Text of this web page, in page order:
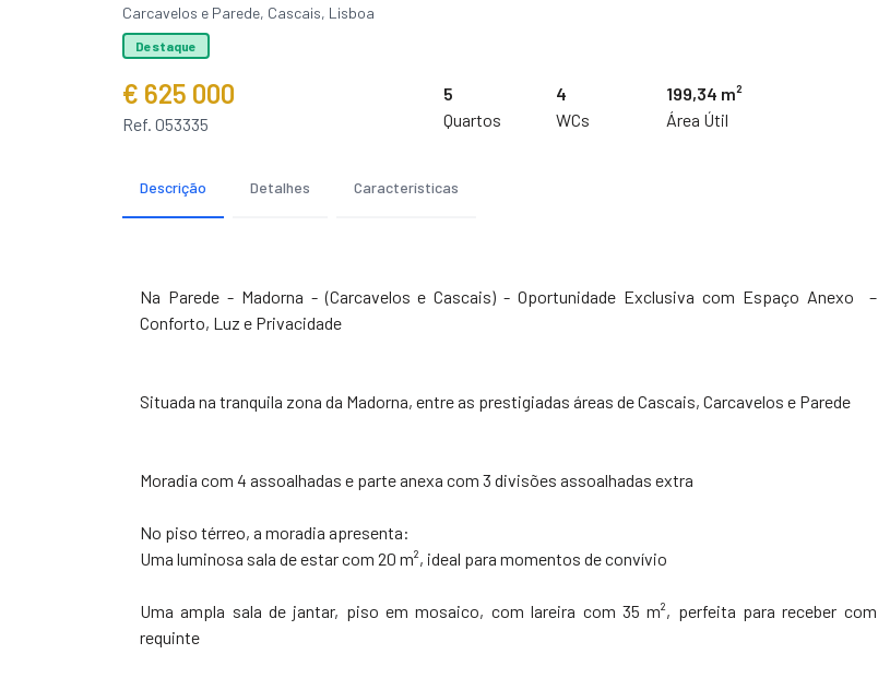
Carcavelos e Parede, Cascais, Lisboa
Destaque
€ 625 000
Ref. 053335
5
Quartos
4
WCs
199,34 m²
Área Útil
Descrição Detalhes Características
Na Parede - Madorna - (Carcavelos e Cascais) - Oportunidade Exclusiva com Espaço Anexo –
Conforto, Luz e Privacidade
Situada na tranquila zona da Madorna, entre as prestigiadas áreas de Cascais, Carcavelos e Parede
Moradia com 4 assoalhadas e parte anexa com 3 divisões assoalhadas extra
No piso térreo, a moradia apresenta:
Uma luminosa sala de estar com 20 m², ideal para momentos de convívio
Uma ampla sala de jantar, piso em mosaico, com lareira com 35 m², perfeita para receber com
requinte